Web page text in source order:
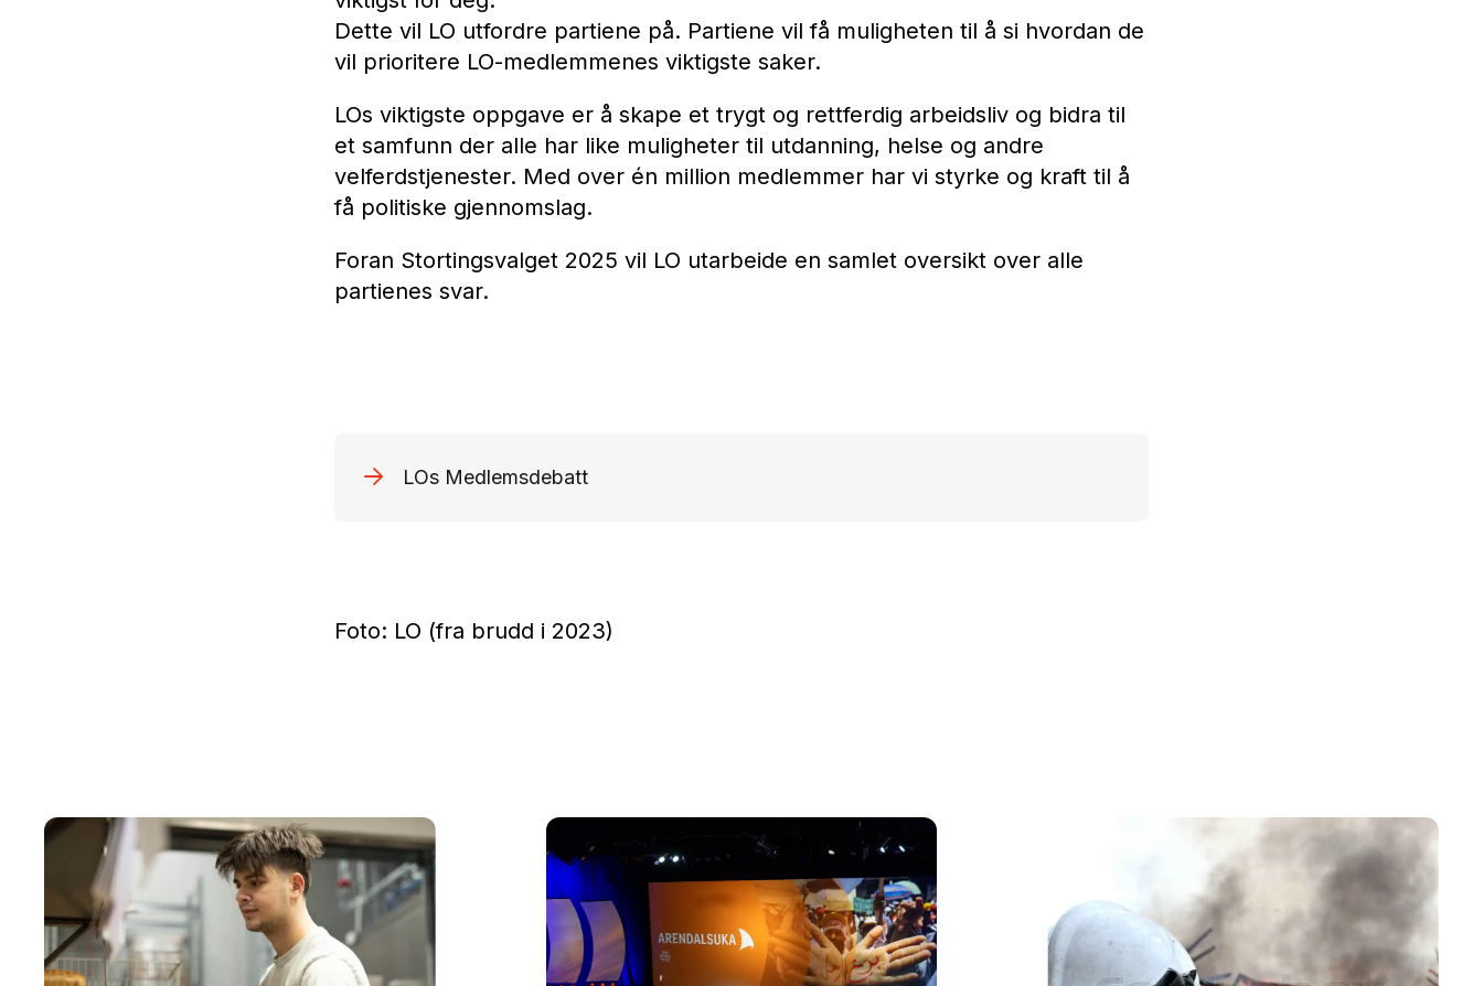
Dette vil LO utfordre partiene på. Partiene vil få muligheten til å si hvordan de
vil prioritere LO-medlemmenes viktigste saker.
LOs viktigste oppgave er å skape et trygt og rettferdig arbeidsliv og bidra til
et samfunn der alle har like muligheter til utdanning, helse og andre
velferdstjenester. Med over én million medlemmer har vi styrke og kraft til å
få politiske gjennomslag.
Foran Stortingsvalget 2025 vil LO utarbeide en samlet oversikt over alle
partienes svar.
LOs Medlemsdebatt
Foto: LO (fra brudd i 2023)